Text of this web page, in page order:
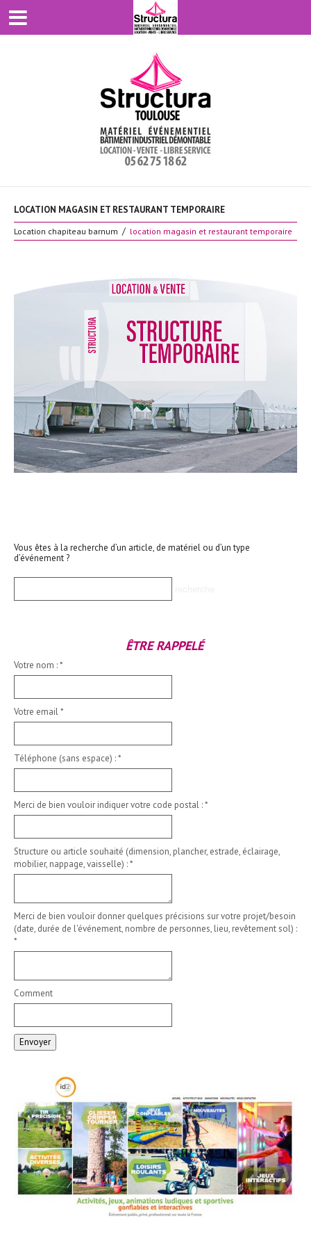
LOCATION MAGASIN ET RESTAURANT TEMPORAIRE
Location chapiteau barnum location magasin et restaurant temporaire
Vous êtes à la recherche d’un article, de matériel ou d’un type
d’événement ?
ÊTRE RAPPELÉ
Votre nom :*
Votre email*
Téléphone (sans espace) :*
Merci de bien vouloir indiquer votre code postal :*
Structure ou article souhaité (dimension, plancher, estrade, éclairage,
mobilier, nappage, vaisselle) :*
Merci de bien vouloir donner quelques précisions sur votre projet/besoin
(date, durée de l'événement, nombre de personnes, lieu, revêtement sol) :
*
Comment
Envoyer